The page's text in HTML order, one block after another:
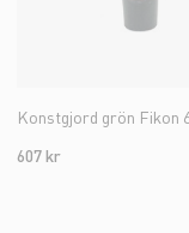
Konstgjord grön Fikon
607 kr